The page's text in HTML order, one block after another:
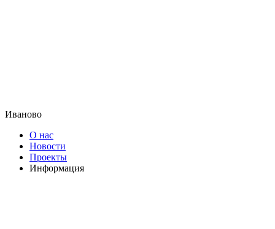
Иваново
О нас
Новости
Проекты
Информация